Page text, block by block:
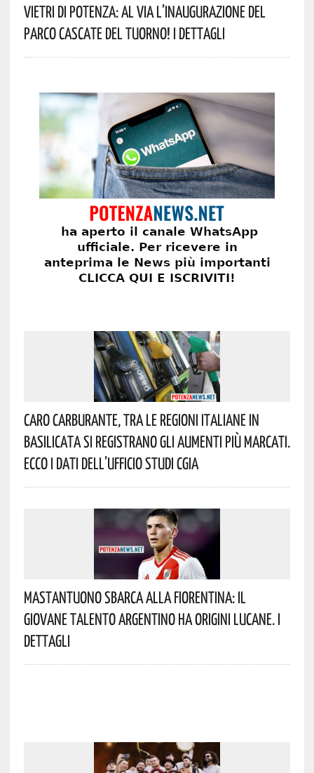
Vietri Di Potenza: Al Via L’inaugurazione Del
Parco Cascate Del Tuorno! I Dettagli
Caro Carburante, Tra Le Regioni Italiane In
Basilicata Si Registrano Gli Aumenti Più Marcati.
Ecco I Dati Dell’Ufficio Studi CGIA
Mastantuono Sbarca Alla Fiorentina: Il
Giovane Talento Argentino Ha Origini Lucane. I
Dettagli